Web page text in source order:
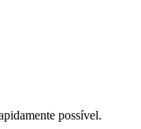
possível.